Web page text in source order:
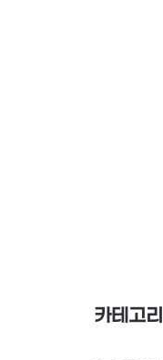
카테고리